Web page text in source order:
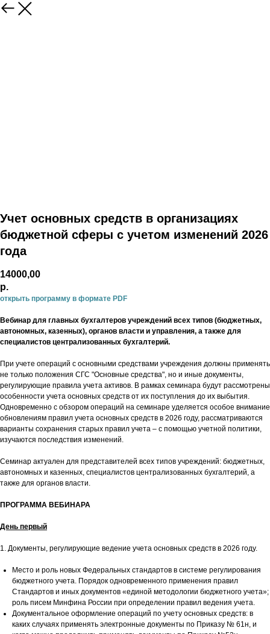
Учет основных средств в организациях
бюджетной сферы с учетом изменений 2026
года
14000,00
р.
открыть программу в формате PDF
Вебинар для главных бухгалтеров учреждений всех типов (бюджетных,
автономных, казенных), органов власти и управления, а также для
специалистов централизованных бухгалтерий.
При учете операций с основными средствами учреждения должны применять
не только положения СГС "Основные средства", но и иные документы,
регулирующие правила учета активов. В рамках семинара будут рассмотрены
особенности учета основных средств от их поступления до их выбытия.
Одновременно с обзором операций на семинаре уделяется особое внимание
обновлениям правил учета основных средств в 2026 году, рассматриваются
варианты сохранения старых правил учета – с помощью учетной политики,
изучаются последствия изменений.
Семинар актуален для представителей всех типов учреждений: бюджетных,
автономных и казенных, специалистов централизованных бухгалтерий, а
также для органов власти.
ПРОГРАММА ВЕБИНАРА
День первый
1. Документы, регулирующие ведение учета основных средств в 2026 году.
Место и роль новых Федеральных стандартов в системе регулирования
бюджетного учета. Порядок одновременного применения правил
Стандартов и иных документов «единой методологии бюджетного учета»;
роль писем Минфина России при определении правил ведения учета.
Документальное оформление операций по учету основных средств: в
каких случаях применять электронные документы по Приказу № 61н, и